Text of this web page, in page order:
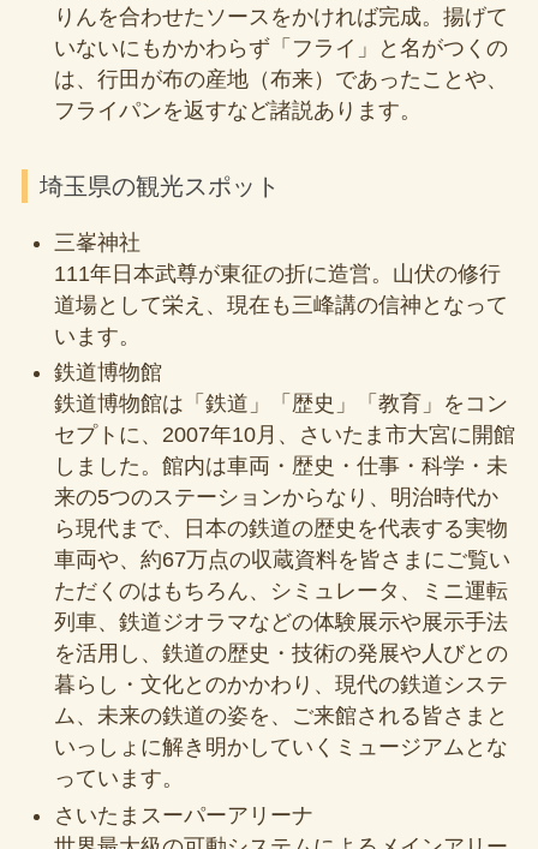
りんを合わせたソースをかければ完成。揚げて
いないにもかかわらず「フライ」と名がつくの
は、行田が布の産地（布来）であったことや、
フライパンを返すなど諸説あります。
埼玉県の観光スポット
三峯神社
111年日本武尊が東征の折に造営。山伏の修行
道場として栄え、現在も三峰講の信神となって
います。
鉄道博物館
鉄道博物館は「鉄道」「歴史」「教育」をコン
セプトに、2007年10月、さいたま市大宮に開館
しました。館内は車両・歴史・仕事・科学・未
来の5つのステーションからなり、明治時代か
ら現代まで、日本の鉄道の歴史を代表する実物
車両や、約67万点の収蔵資料を皆さまにご覧い
ただくのはもちろん、シミュレータ、ミニ運転
列車、鉄道ジオラマなどの体験展示や展示手法
を活用し、鉄道の歴史・技術の発展や人びとの
暮らし・文化とのかかわり、現代の鉄道システ
ム、未来の鉄道の姿を、ご来館される皆さまと
いっしょに解き明かしていくミュージアムとな
っています。
さいたまスーパーアリーナ